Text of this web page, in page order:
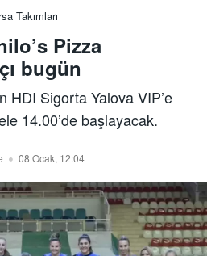
Takımları
Pizza
bugün
HDI Sigorta Yalova VIP’e
14.00’de başlayacak.
08 Ocak, 12:04